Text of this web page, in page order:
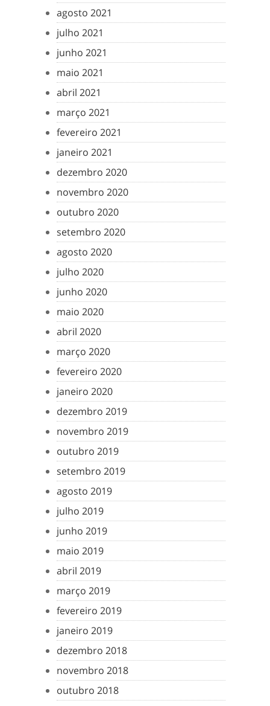
agosto 2021
julho 2021
junho 2021
maio 2021
abril 2021
março 2021
fevereiro 2021
janeiro 2021
dezembro 2020
novembro 2020
outubro 2020
setembro 2020
agosto 2020
julho 2020
junho 2020
maio 2020
abril 2020
março 2020
fevereiro 2020
janeiro 2020
dezembro 2019
novembro 2019
outubro 2019
setembro 2019
agosto 2019
julho 2019
junho 2019
maio 2019
abril 2019
março 2019
fevereiro 2019
janeiro 2019
dezembro 2018
novembro 2018
outubro 2018